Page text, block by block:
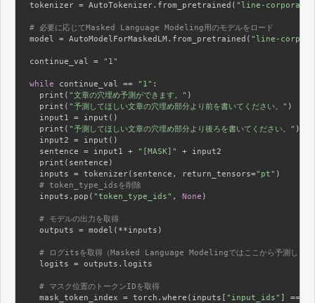
tokenizer = AutoTokenizer.from_pretrained( "line-
# 必要に応じてMasked Language Modeling用のモデルをロード
model = AutoModelForMaskedLM.from_pretrained( "line-
continue_val = "1"
while continue_val == "1" :
  print(
"文章の穴埋め予測ができます。" )
  print(
"予測してほしい文章の穴埋め部分より前を書いてください。" )
  input1 = input()
  print(
"予測してほしい文章の穴埋め部分より後ろを書いてください。" )
  input2 = input()
  sentence = input1 +
"[MASK]"
+ input2
  print(sentence)
  inputs = tokenizer(sentence, return_tensors=
"pt" )
# token_type_idsを削除
  inputs.pop(
"token_type_ids" , None )
# モデルの出力を取得
  outputs = model(**inputs)
# ログitsを取得（Masked Language Modelingではここから予測します
  logits = outputs.logits
# マスク位置のトークンIDを取得
  mask_token_index = torch.where(inputs[
"input_ids" ] ==